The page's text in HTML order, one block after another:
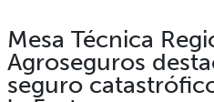
Mesa Técnica
Agroseguros
seguro